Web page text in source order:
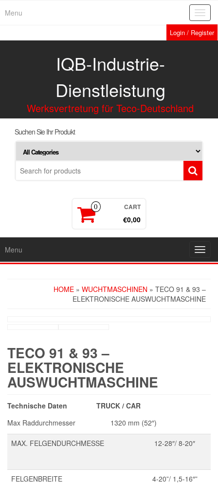
Menu
Login / Register
IQB-Industrie-
Dienstleistung
Werksvertretung für Teco-Deutschland
Suchen Sie Ihr Produkt
0 CART
€0,00
Menu
HOME » WUCHTMASCHINEN » TECO 91 & 93 –
ELEKTRONISCHE AUSWUCHTMASCHINE
TECO 91 & 93 –
ELEKTRONISCHE
AUSWUCHTMASCHINE
Technische Daten TRUCK / CAR
Max Raddurchmesser 1320 mm (52″)
MAX. FELGENDURCHMESSE 12-28″/ 8-20″
FELGENBREITE 4-20”/ 1,5-16″”